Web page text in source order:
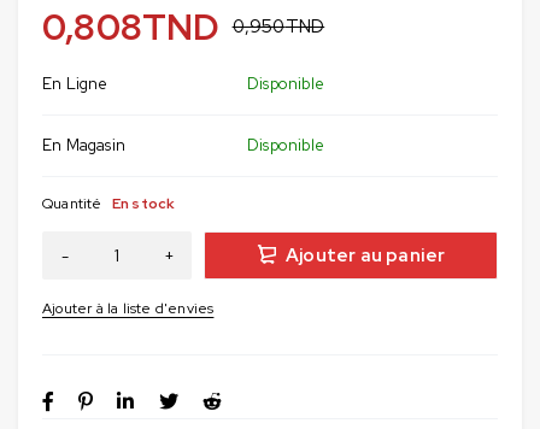
0,950TND
0,808TND
En Ligne Disponible
En Magasin Disponible
Quantité En stock
Ajouter au panier